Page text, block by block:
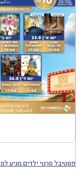
פסטיבל סרטי ילדים מגיע